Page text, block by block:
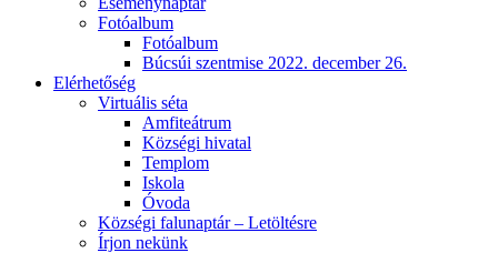
Fotóalbum
Fotóalbum
Búcsúi szentmise 2022. december 26.
Elérhetőség
Virtuális séta
Amfiteátrum
Községi hivatal
Templom
Iskola
Óvoda
Községi falunaptár – Letöltésre
Írjon nekünk